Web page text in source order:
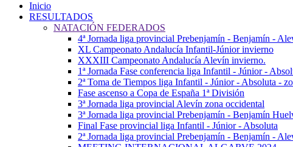
Inicio
RESULTADOS
NATACIÓN FEDERADOS
4ª Jornada liga provincial Prebenjamín - Benjamín -
XL Campeonato Andalucía Infantil-Júnior invierno
XXXIII Campeonato Andalucía Alevín invierno.
1ª Jornada Fase conferencia liga Infantil - Júnior -
2ª Toma de Tiempos liga Infantil - Júnior - Absoluta -
Fase ascenso a Copa de España 1ª División
3ª Jornada liga provincial Alevín zona occidental
3ª Jornada liga provincial Prebenjamín - Benjamín
Final Fase provincial liga Infantil - Júnior - Absoluta
2ª Jornada liga provincial Prebenjamín - Benjamín -